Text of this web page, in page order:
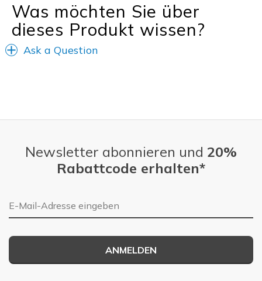
Was möchten Sie über
dieses Produkt wissen?
Ask a Question
Newsletter abonnieren und 20%
Rabattcode erhalten*
E-Mail-Adresse
ANMELDEN